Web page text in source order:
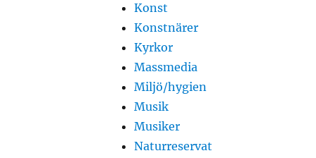
Konst
Konstnärer
Kyrkor
Massmedia
Miljö/hygien
Musik
Musiker
Naturreservat